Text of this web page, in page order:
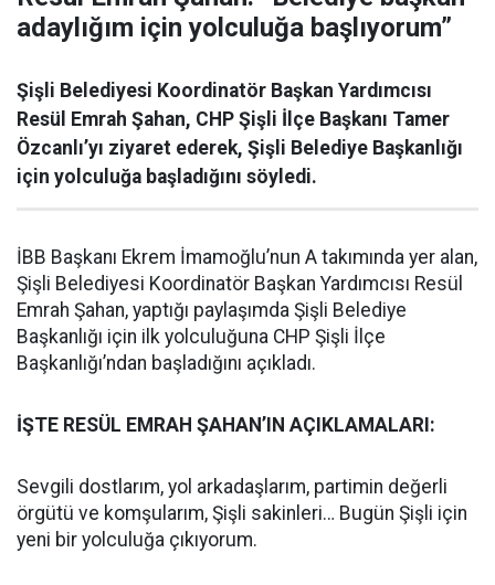
adaylığım için yolculuğa başlıyorum”
Şişli Belediyesi Koordinatör Başkan Yardımcısı
Resül Emrah Şahan, CHP Şişli İlçe Başkanı Tamer
Özcanlı’yı ziyaret ederek, Şişli Belediye Başkanlığı
için yolculuğa başladığını söyledi.
İBB Başkanı Ekrem İmamoğlu’nun A takımında yer alan,
Şişli Belediyesi Koordinatör Başkan Yardımcısı Resül
Emrah Şahan, yaptığı paylaşımda Şişli Belediye
Başkanlığı için ilk yolculuğuna CHP Şişli İlçe
Başkanlığı’ndan başladığını açıkladı.
İŞTE RESÜL EMRAH ŞAHAN’IN AÇIKLAMALARI:
Sevgili dostlarım, yol arkadaşlarım, partimin değerli
örgütü ve komşularım, Şişli sakinleri… Bugün Şişli için
yeni bir yolculuğa çıkıyorum.